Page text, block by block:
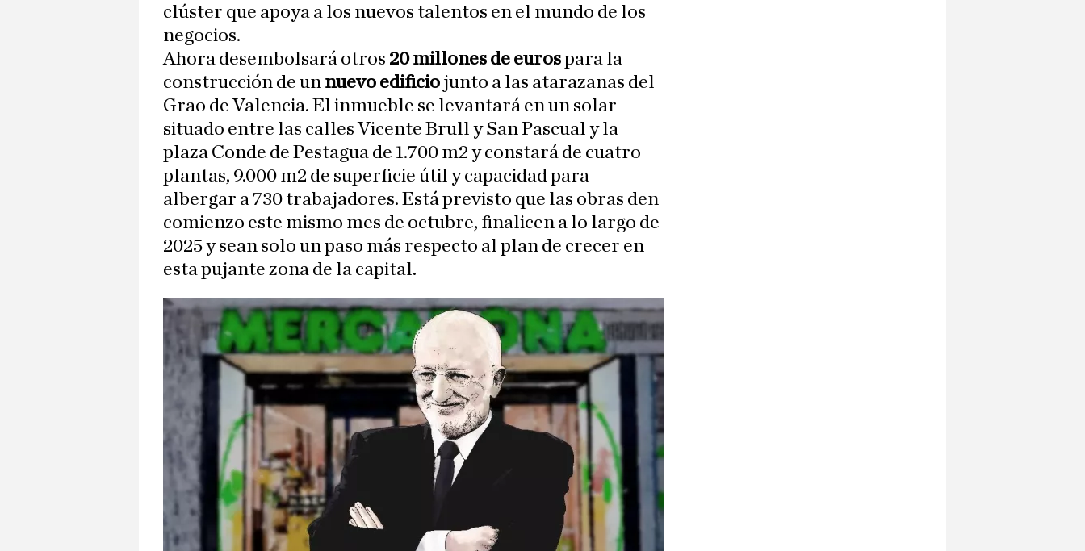
clúster que apoya a los nuevos talentos en el mundo de los
negocios.
Ahora desembolsará otros 20 millones de eurospara la
construcción de un nuevo edificio junto a las atarazanas del
Grao de Valencia. El inmueble se levantará en un solar
situado entre las calles Vicente Brull y San Pascual y la
plaza Conde de Pestagua de 1.700 m2 y constará de cuatro
plantas, 9.000 m2 de superficie útil y capacidad para
albergar a 730 trabajadores. Está previsto que las obras den
comienzo este mismo mes de octubre, finalicen a lo largo de
2025 y sean solo un paso más respecto al plan de crecer en
esta pujante zona de la capital.